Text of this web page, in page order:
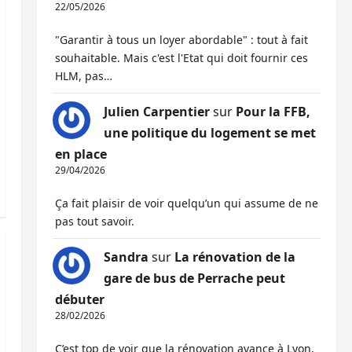
22/05/2026
"Garantir à tous un loyer abordable" : tout à fait
souhaitable. Mais c'est l'Etat qui doit fournir ces
HLM, pas…
Julien Carpentiersur Pour la FFB,
une politique du logement se met
en place
29/04/2026
Ça fait plaisir de voir quelqu’un qui assume de ne
pas tout savoir.
Sandra sur La rénovation de la
gare de bus de Perrache peut
débuter
28/02/2026
C’est top de voir que la rénovation avance à Lyon,